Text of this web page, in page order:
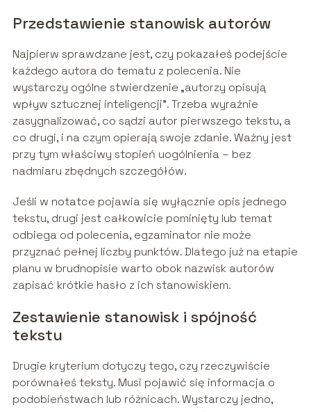
Przedstawienie stanowisk autorów
Najpierw sprawdzane jest, czy pokazałeś podejście
każdego autora do tematu z polecenia. Nie
wystarczy ogólne stwierdzenie „autorzy opisują
wpływ sztucznej inteligencji”. Trzeba wyraźnie
zasygnalizować, co sądzi autor pierwszego tekstu, a
co drugi, i na czym opierają swoje zdanie. Ważny jest
przy tym właściwy stopień uogólnienia – bez
nadmiaru zbędnych szczegółów.
Jeśli w notatce pojawia się wyłącznie opis jednego
tekstu, drugi jest całkowicie pominięty lub temat
odbiega od polecenia, egzaminator nie może
przyznać pełnej liczby punktów. Dlatego już na etapie
planu w brudnopisie warto obok nazwisk autorów
zapisać krótkie hasło z ich stanowiskiem.
Zestawienie stanowisk i spójność
tekstu
Drugie kryterium dotyczy tego, czy rzeczywiście
porównałeś teksty. Musi pojawić się informacja o
podobieństwach lub różnicach. Wystarczy jedno,